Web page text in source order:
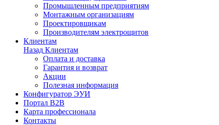
Промышленным предприятиям
Монтажным организациям
Проектировщикам
Производителям электрощитов
Клиентам
Назад Клиентам
Оплата и доставка
Гарантия и возврат
Акции
Полезная информация
Конфигуратор ЭУИ
Портал B2B
Карта профессионала
Контакты